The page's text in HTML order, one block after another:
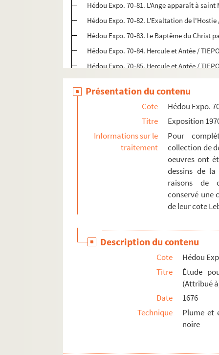
Hédou Expo. 70-81. L'Ange apparaît à
Hédou Expo. 70-82. L'Exaltation de
Hédou Expo. 70-83. Le Baptême du Christ
Hédou Expo. 70-84. Hercule et Antée /
Hédou Expo. 70-85. Hercule et Antée /
Hédou Expo. 70-86. Un Fleuve et des
Hédou Expo. 70-87. Judith, dit encore
Hédou Expo. 70-88. Deux musiciens
Hédou Expo. 70-89. Homme malade
Hédou Expo. 70-90. Martyre d'un saint
Hédou Expo. 70-91. Ermite lisant dans un
Hédou Expo. 70-92. Scènes de sorcellerie
Hédou Expo. 70-93. Un ange et une figure
Hédou Expo. 70-94. Deux figures
Présentation du contenu
Cote
Hédou Expo.
Titre
Exposition
Informations sur le
traitement
Pour
collection de
oeuvres ont
dessins de
raisons de
conservé une
de leur cote
Description du contenu
Cote
Hédou
Titre
Étude
(Attribué
Date
1676
Technique
Plume et
noire